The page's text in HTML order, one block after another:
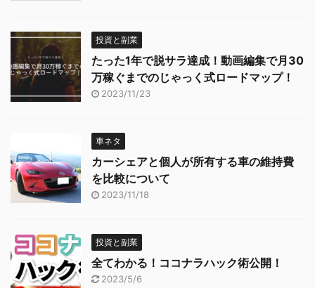
投資と副業
たった1年で脱サラ達成！動画編集で月30
万稼ぐまでのじゃっく式ロードマップ！
2023/11/23
車ネタ
カーシェアと個人が所有する車の維持費
を比較について
2023/11/18
投資と副業
全てわかる！ココナラハック術公開！
2023/5/6